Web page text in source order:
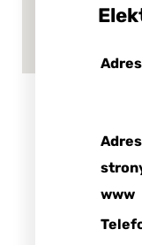
Adres
Adres
www